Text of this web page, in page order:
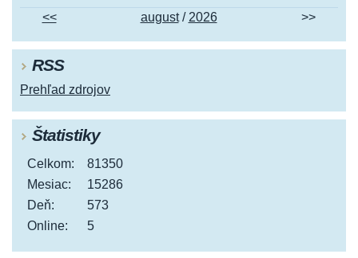
<< august/ 2026 >>
RSS
Prehľad zdrojov
Štatistiky
Online: 5
Celkom:
81350
Mesiac:
15286
Deň:
573